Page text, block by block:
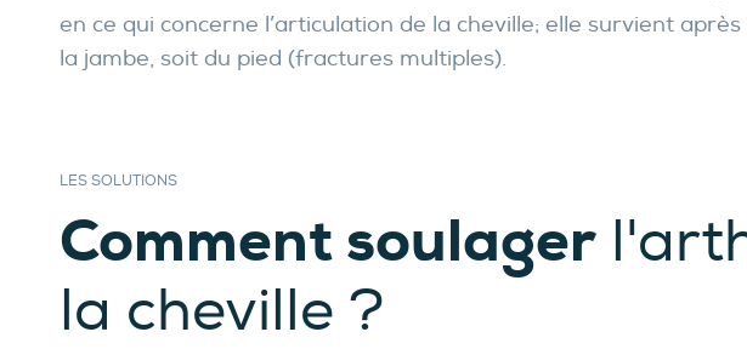
en ce qui concerne l’articulation de la cheville; elle survient
la jambe, soit du pied (fractures multiples).
LES SOLUTIONS
Comment soulager
la cheville ?